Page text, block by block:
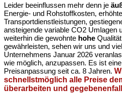
Leider beeinflussen mehr denn je
Energie- und Rohstoffkosten,
Transportdienstleistungen,
ansteigende variable CO2 Umlagen
weiterhin die gewohnte hohe
gewährleisten, sehen wir uns und
Unternehmens Januar 2026
wie möglich, anzupassen. Es ist
Preisanpassung seit ca. 8 Jahren.
schnellstmöglich alle Preise
überarbeiten und